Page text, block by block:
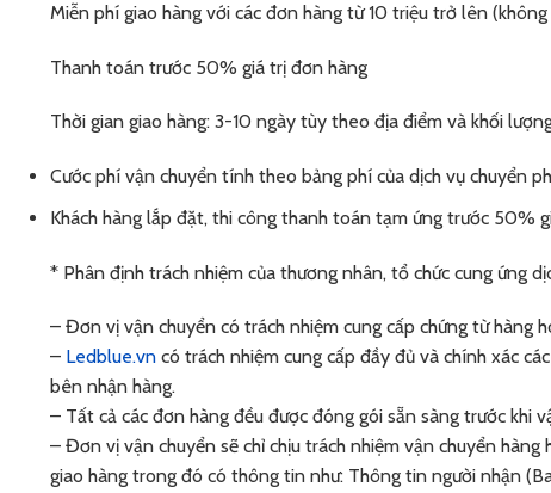
Miễn phí giao hàng với các đơn hàng từ 10 triệu trở lên
Thanh toán trước 50% giá trị đơn hàng
Thời gian giao hàng: 3-10 ngày tùy theo địa điểm và khối
Cước phí vận chuyển tính theo bảng phí của dịch vụ chuyển
Khách hàng lắp đặt, thi công thanh toán tạm ứng trước 50%
* Phân định trách nhiệm của thương nhân, tổ chức cung ứng
– Đơn vị vận chuyển có trách nhiệm cung cấp chứng từ hàng
– Ledblue.vn có trách nhiệm cung cấp đầy đủ và chính xác
bên nhận hàng.
– Tất cả các đơn hàng đều được đóng gói sẵn sàng trước khi
– Đơn vị vận chuyển sẽ chỉ chịu trách nhiệm vận chuyển
giao hàng trong đó có thông tin như: Thông tin người nhận